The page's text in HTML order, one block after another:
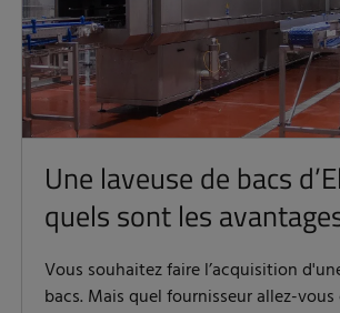
Une laveuse de bacs
quels sont les
Vous souhaitez faire l’acquisition
bacs. Mais quel fournisseur allez-